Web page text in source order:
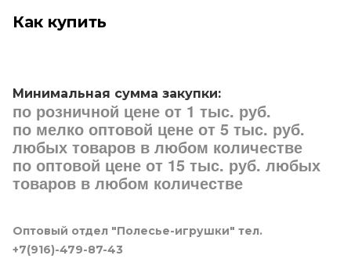
Как купить
Минимальная сумма закупки:
по розничной цене от 1 тыс. руб.
по мелко оптовой цене от 5 тыс. руб.
любых товаров в любом количестве
по оптовой цене от 15 тыс. руб. любых
товаров в любом количестве
Оптовый отдел "Полесье-игрушки" тел.
+7(916)-479-87-43